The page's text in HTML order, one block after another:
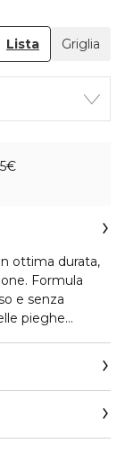
Lista Griglia
ottima durata,
Formula
e senza
pieghe
utilizzato
essere
up semplice
con un